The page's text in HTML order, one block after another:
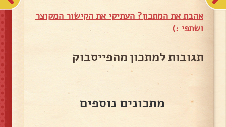
אהבת את המתכון? העתיקי את הקישור המקוצר
ושתפי :)
תגובות למתכון מהפייסבוק
מתכונים נוספים